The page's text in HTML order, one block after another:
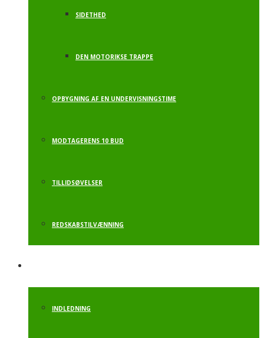
SIDETHED
DEN MOTORIKSE TRAPPE
OPBYGNING AF EN UNDERVISNINGSTIME
MODTAGERENS 10 BUD
TILLIDSØVELSER
REDSKABSTILVÆNNING
INDLEDNING